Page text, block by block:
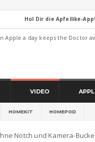
Hol Dir die Apfellike-App!
Apple a day keeps the Doctor
VIDEO
HOMEKIT HOMEPOD
Notch und Kamera-